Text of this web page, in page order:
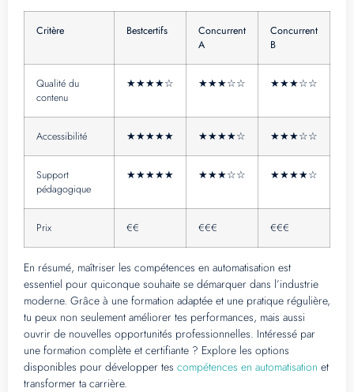
Critère Bestcertifs
Concurrent
A
Concurrent
B
Qualité du
contenu
★★★★☆ ★★★☆☆ ★★★☆☆
Accessibilité ★★★★★ ★★★★☆ ★★★☆☆
Support
pédagogique
★★★★★ ★★★☆☆ ★★★★☆
Prix €€ €€€ €€€
En résumé, maîtriser les compétences en automatisation est
essentiel pour quiconque souhaite se démarquer dans l’industrie
moderne. Grâce à une formation adaptée et une pratique régulière,
tu peux non seulement améliorer tes performances, mais aussi
ouvrir de nouvelles opportunités professionnelles. Intéressé par
une formation complète et certifiante ? Explore les options
disponibles pour développer tes compétences en automatisation et
transformer ta carrière.